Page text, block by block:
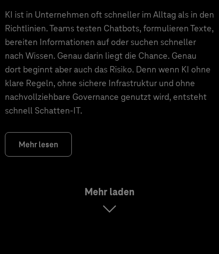
KI ist in Unternehmen oft schneller im Alltag als in den
Richtlinien. Teams testen Chatbots, formulieren Texte,
bereiten Informationen auf oder suchen schneller
nach Wissen. Genau darin liegt die Chance. Genau
dort beginnt aber auch das Risiko. Denn wenn KI ohne
klare Regeln, ohne sichere Infrastruktur und ohne
nachvollziehbare Governance genutzt wird, entsteht
schnell Schatten-IT.
Mehr lesen
Mehr laden